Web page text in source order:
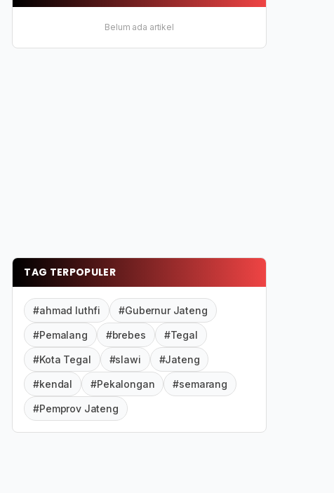
Belum ada artikel
TAG TERPOPULER
#ahmad luthfi #Gubernur Jateng
#Pemalang #brebes #Tegal
#Kota Tegal #slawi #Jateng
#kendal #Pekalongan #semarang
#Pemprov Jateng